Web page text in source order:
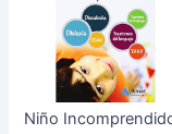
Niño